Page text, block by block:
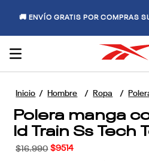
🚚 ENVÍO GRATIS POR COMPRAS
Hombre Ropa
Polera manga
Id Train Ss Tech
$16.990 $9514